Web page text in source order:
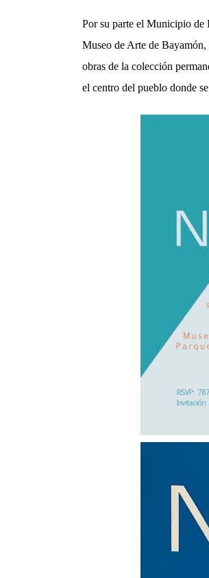
Por su parte el Municipio de
Museo de Arte de Bayamón,
obras de la colección
el centro del pueblo donde